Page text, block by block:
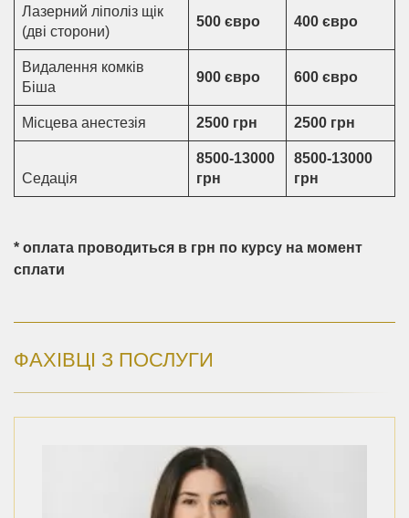
Лазерний ліполіз щік
(дві сторони)
500 євро 400 євро
Видалення комків
Біша
900 євро 600 євро
Місцева анестезія 2500 грн 2500 грн
Седація
8500-13000
грн
8500-13000
грн
* оплата проводиться в грн по курсу на момент
сплати
ФАХІВЦІ З ПОСЛУГИ